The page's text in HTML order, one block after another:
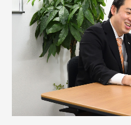
事業内容紹介動画